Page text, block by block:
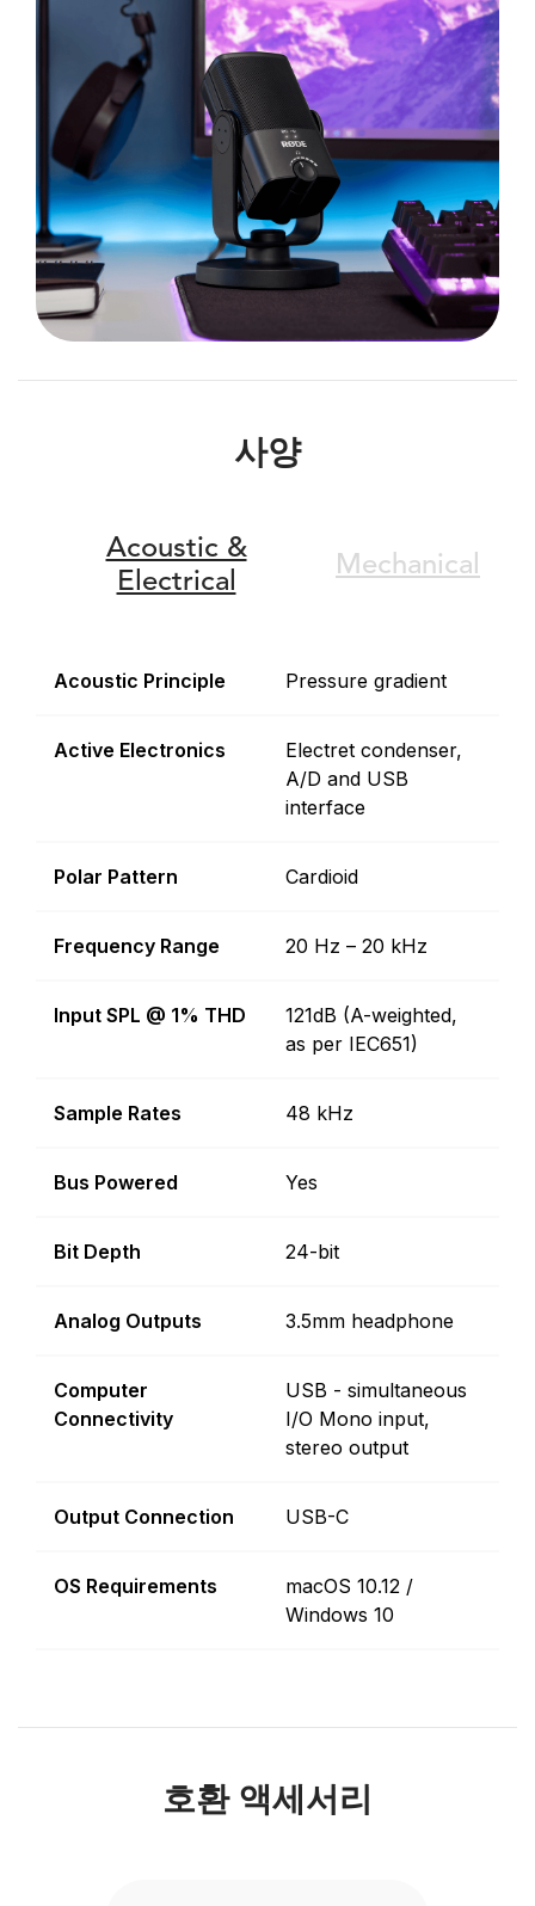
사양
Acoustic &
Electrical
Mechanical
Acoustic Principle Pressure gradient
Active Electronics
Electret condenser,
A/D and USB
interface
Polar Pattern Cardioid
Frequency Range 20 Hz – 20 kHz
Input SPL @ 1% THD
121dB (A-weighted,
as per IEC651)
Sample Rates 48 kHz
Bus Powered Yes
Bit Depth 24-bit
Analog Outputs 3.5mm headphone
Computer
Connectivity
USB - simultaneous
I/O Mono input,
stereo output
Output Connection USB-C
OS Requirements
macOS 10.12 /
Windows 10
호환 액세서리